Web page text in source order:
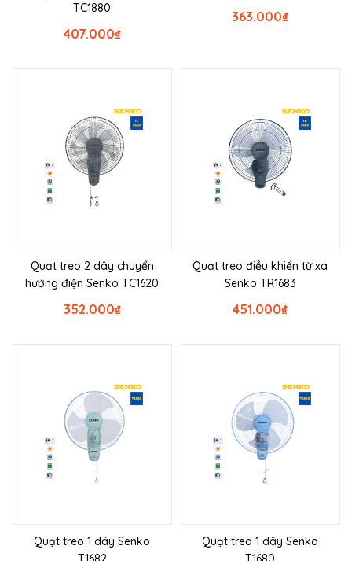
TC1880
₫
407.000
₫
363.000
Quạt treo 2 dây chuyển
hướng điện Senko TC1620
₫
352.000
Quạt treo điều khiển từ xa
Senko TR1683
₫
451.000
Quạt treo 1 dây Senko
Quạt treo 1 dây Senko